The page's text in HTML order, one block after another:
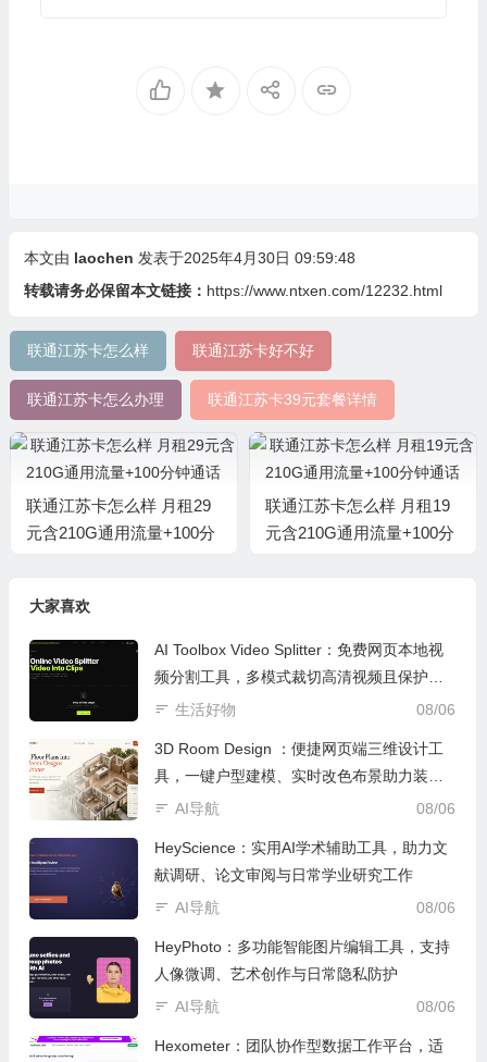
本文由 laochen 发表于2025年4月30日 09:59:48
转载请务必保留本文链接： https://www.ntxen.com/12232.html
联通江苏卡怎么样 联通江苏卡好不好
联通江苏卡怎么办理 联通江苏卡39元套餐详情
联通江苏卡怎么样 月租29
元含210G通用流量+100分
联通江苏卡怎么样 月租19
元含210G通用流量+100分
大家喜欢
AI Toolbox Video Splitter：免费网页本地视
频分割工具，多模式裁切高清视频且保护隐
私
08/06
生活好物
3D Room Design ：便捷网页端三维设计工
具，一键户型建模、实时改色布景助力装修
设计
08/06
AI导航
HeyScience：实用AI学术辅助工具，助力文
献调研、论文审阅与日常学业研究工作
08/06
AI导航
HeyPhoto：多功能智能图片编辑工具，支持
人像微调、艺术创作与日常隐私防护
08/06
AI导航
Hexometer：团队协作型数据工作平台，适